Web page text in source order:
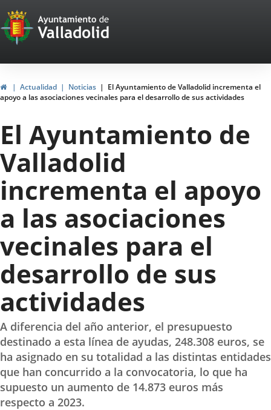
Portal
Web
del
Ayuntamiento
de
Valladolid
HomeActualidad Noticias
El Ayuntamiento de Valladolid incrementa el
apoyo a las asociaciones vecinales para el desarrollo de sus actividades
El Ayuntamiento de
Valladolid
incrementa el apoyo
a las asociaciones
vecinales para el
desarrollo de sus
actividades
A diferencia del año anterior, el presupuesto
destinado a esta línea de ayudas, 248.308 euros, se
ha asignado en su totalidad a las distintas entidades
que han concurrido a la convocatoria, lo que ha
supuesto un aumento de 14.873 euros más
respecto a 2023.